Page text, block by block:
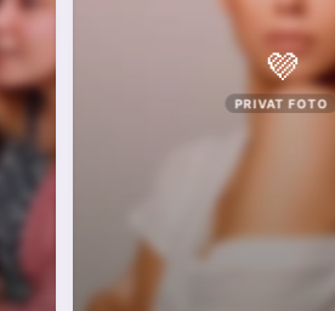
💜
PRIVAT FOTO